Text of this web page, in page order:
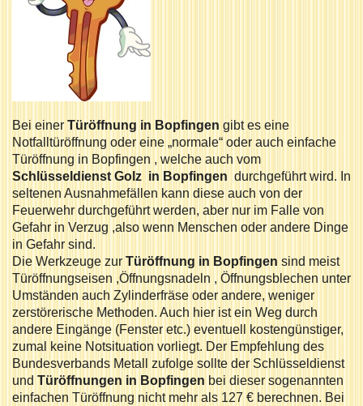
Bei einer Türöffnung in Bopfingen gibt es eine
Notfalltüröffnung oder eine „normale“ oder auch einfache
Türöffnung in Bopfingen , welche auch vom
Schlüsseldienst Golz in Bopfingen durchgeführt wird. In
seltenen Ausnahmefällen kann diese auch von der
Feuerwehr durchgeführt werden, aber nur im Falle von
Gefahr in Verzug ,also wenn Menschen oder andere Dinge
in Gefahr sind.
Die Werkzeuge zur Türöffnung in Bopfingen sind meist
Türöffnungseisen ,Öffnungsnadeln , Öffnungsblechen unter
Umständen auch Zylinderfräse oder andere, weniger
zerstörerische Methoden. Auch hier ist ein Weg durch
andere Eingänge (Fenster etc.) eventuell kostengünstiger,
zumal keine Notsituation vorliegt. Der Empfehlung des
Bundesverbands Metall zufolge sollte der Schlüsseldienst
und Türöffnungen in Bopfingen bei dieser sogenannten
einfachen Türöffnung nicht mehr als 127 € berechnen. Bei